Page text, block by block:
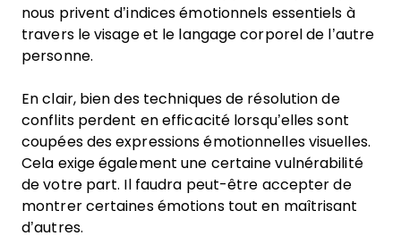
nous privent d’indices émotionnels essentiels à
travers le visage et le langage corporel de l’autre
personne.
En clair, bien des techniques de résolution de
conflits perdent en efficacité lorsqu’elles sont
coupées des expressions émotionnelles visuelles.
Cela exige également une certaine vulnérabilité
de votre part. Il faudra peut-être accepter de
montrer certaines émotions tout en maîtrisant
d’autres.